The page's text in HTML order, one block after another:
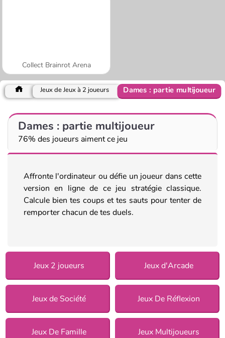
Collect Brainrot Arena
Jeux de Jeux à 2 joueurs Dames : partie multijoueur
Dames : partie multijoueur
76% des joueurs aiment ce jeu
Affronte l'ordinateur ou défie un joueur dans cette
version en ligne de ce jeu stratégie classique.
Calcule bien tes coups et tes sauts pour tenter de
remporter chacun de tes duels.
Jeux 2 joueurs Jeux d'Arcade
Jeux de Société Jeux De Réflexion
Jeux De Famille Jeux Multijoueurs